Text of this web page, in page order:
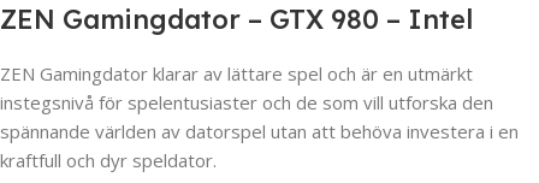
ZEN Gamingdator – GTX 980 – Intel
ZEN Gamingdator klarar av lättare spel och är en utmärkt
instegsnivå för spelentusiaster och de som vill utforska den
spännande världen av datorspel utan att behöva investera i en
kraftfull och dyr speldator.